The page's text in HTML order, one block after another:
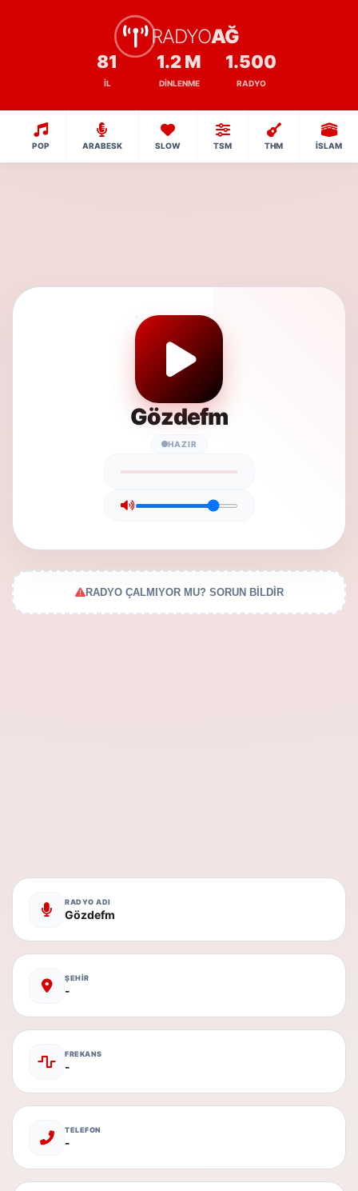
RADYOAĞ
81
İL
1.2 M
DINLENME
1.500
RADYO
POP ARABESK SLOW TSM THM İSLAM
Gözdefm
HAZIR
RADYO ÇALMIYOR MU? SORUN BİLDİR
RADYO ADI
Gözdefm
ŞEHİR
-
FREKANS
-
TELEFON
-